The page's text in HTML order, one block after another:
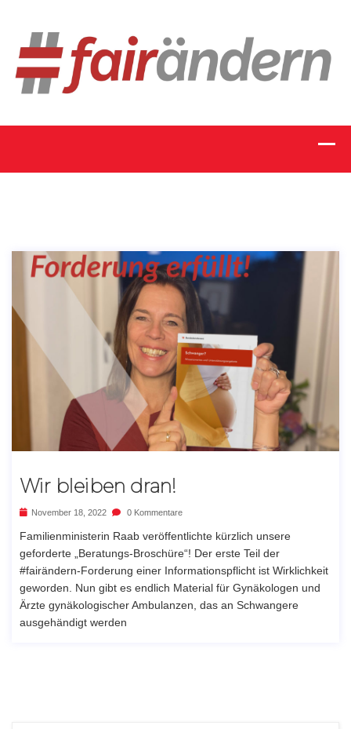
Wir bleiben dran!
November 18, 2022 0 Kommentare
Familienministerin Raab veröffentlichte kürzlich unsere
geforderte „Beratungs-Broschüre“! Der erste Teil der
#fairändern-Forderung einer Informationspflicht ist Wirklichkeit
geworden. Nun gibt es endlich Material für Gynäkologen und
Ärzte gynäkologischer Ambulanzen, das an Schwangere
ausgehändigt werden